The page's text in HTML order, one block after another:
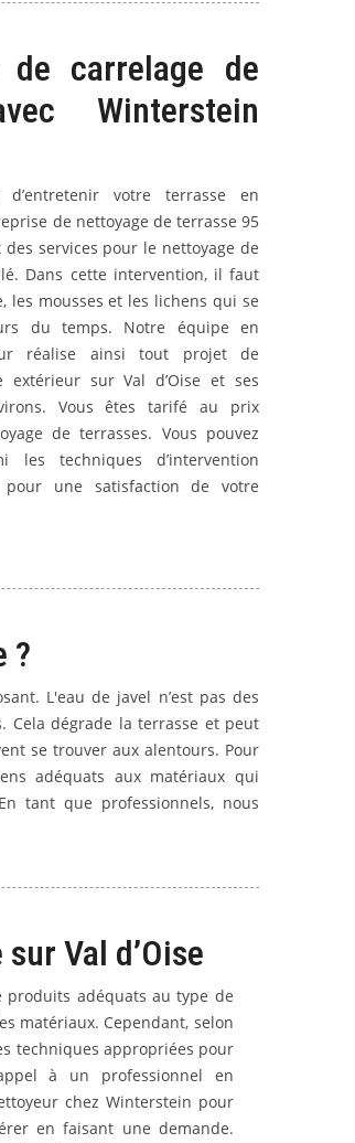
de carrelage de
Winterstein
d’entretenir votre terrasse en
de nettoyage de terrasse 95
services pour le nettoyage de
Dans cette intervention, il faut
les mousses et les lichens qui se
du temps. Notre équipe en
réalise ainsi tout projet de
extérieur sur Val d’Oise et ses
Vous êtes tarifé au prix
de terrasses. Vous pouvez
les techniques d’intervention
une satisfaction de votre
?
L'eau de javel n’est pas des
Cela dégrade la terrasse et peut
se trouver aux alentours. Pour
adéquats aux matériaux qui
tant que professionnels, nous
Val d’Oise
adéquats au type de
matériaux. Cependant, selon
techniques appropriées pour
à un professionnel en
chez Winterstein pour
en faisant une demande.